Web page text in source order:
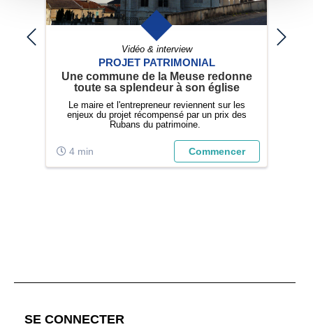
Vidéo & interview
PROJET PATRIMONIAL
Une commune de la Meuse redonne
toute sa splendeur à son église
Le maire et l'entrepreneur reviennent sur les
enjeux du projet récompensé par un prix des
Rubans du patrimoine.
4 min Commencer
SE CONNECTER